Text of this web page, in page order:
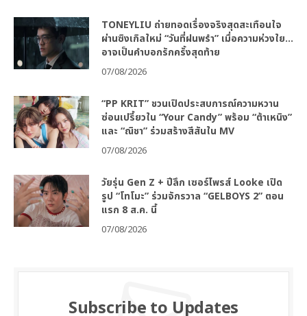
TONEYLIU ถ่ายทอดเรื่องจริงสุดสะเทือนใจ
ผ่านซิงเกิลใหม่ “วันที่ฝนพรำ” เมื่อความห่วงใย…
อาจเป็นคำบอกรักครั้งสุดท้าย
07/08/2026
“PP KRIT” ชวนเปิดประสบการณ์ความหวาน
ซ่อนเปรี้ยวใน “Your Candy” พร้อม “ต้าเหนิง”
และ “ณิชา” ร่วมสร้างสีสันใน MV
07/08/2026
วัยรุ่น Gen Z + ปีลึก เซอร์ไพรส์ Looke เปิด
รูป “โทโมะ” ร่วมจักรวาล “GELBOYS 2” ตอน
แรก 8 ส.ค. นี้
07/08/2026
Subscribe to Updates